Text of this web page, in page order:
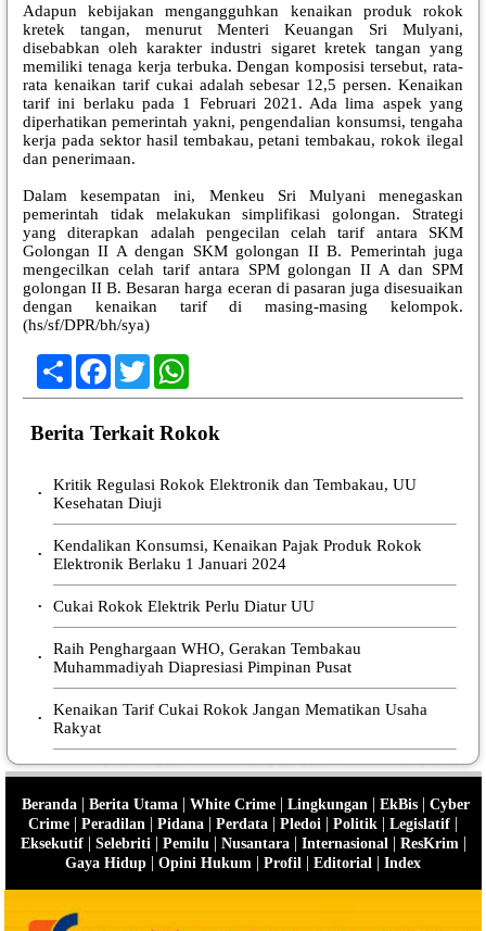
Adapun kebijakan mengangguhkan kenaikan produk rokok
kretek tangan, menurut Menteri Keuangan Sri Mulyani,
disebabkan oleh karakter industri sigaret kretek tangan yang
memiliki tenaga kerja terbuka. Dengan komposisi tersebut, rata-
rata kenaikan tarif cukai adalah sebesar 12,5 persen. Kenaikan
tarif ini berlaku pada 1 Februari 2021. Ada lima aspek yang
diperhatikan pemerintah yakni, pengendalian konsumsi, tengaha
kerja pada sektor hasil tembakau, petani tembakau, rokok ilegal
dan penerimaan.
Dalam kesempatan ini, Menkeu Sri Mulyani menegaskan
pemerintah tidak melakukan simplifikasi golongan. Strategi
yang diterapkan adalah pengecilan celah tarif antara SKM
Golongan II A dengan SKM golongan II B. Pemerintah juga
mengecilkan celah tarif antara SPM golongan II A dan SPM
golongan II B. Besaran harga eceran di pasaran juga disesuaikan
dengan kenaikan tarif di masing-masing kelompok.
(hs/sf/DPR/bh/sya)
ShareFacebook
TwitterWhatsApp
Berita Terkait Rokok
•
Kritik Regulasi Rokok Elektronik dan Tembakau, UU
Kesehatan Diuji
•
Kendalikan Konsumsi, Kenaikan Pajak Produk Rokok
Elektronik Berlaku 1 Januari 2024
• Cukai Rokok Elektrik Perlu Diatur UU
•
Raih Penghargaan WHO, Gerakan Tembakau
Muhammadiyah Diapresiasi Pimpinan Pusat
•
Kenaikan Tarif Cukai Rokok Jangan Mematikan Usaha
Rakyat
Beranda| Berita Utama| White Crime| Lingkungan | EkBis| Cyber
Crime | Peradilan | Pidana | Perdata | Pledoi | Politik | Legislatif |
Eksekutif| Selebriti | Pemilu | Nusantara| Internasional | ResKrim |
Gaya Hidup | Opini Hukum | Profil | Editorial | Index